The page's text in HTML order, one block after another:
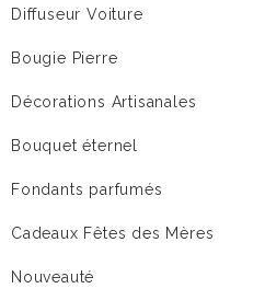
Diffuseur Voiture
Bougie Pierre
Décorations Artisanales
Bouquet éternel
Fondants parfumés
Cadeaux Fêtes des Mères
Nouveauté